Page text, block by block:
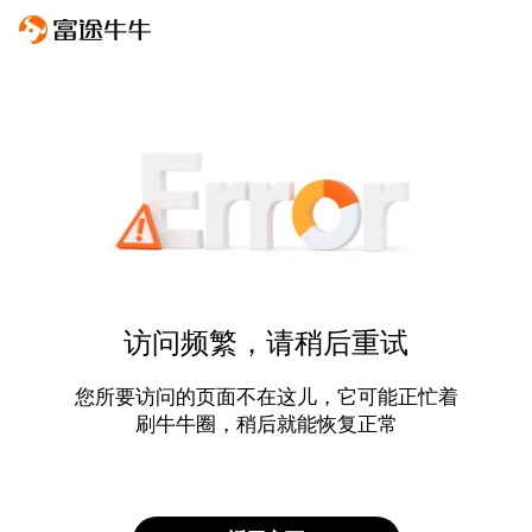
访问频繁，请稍后重试
您所要访问的页面不在这儿，它可能正忙着
刷牛牛圈，稍后就能恢复正常